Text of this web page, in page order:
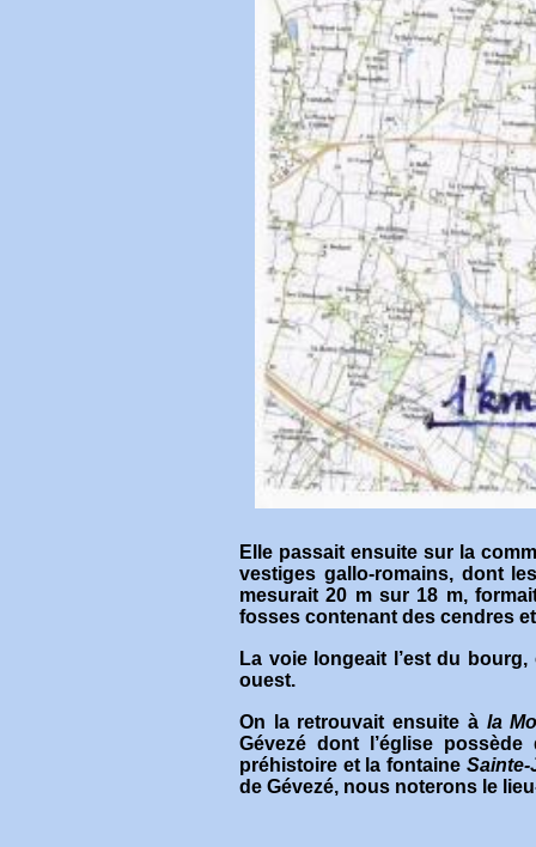
Elle passait ensuite sur la
vestiges gallo-romains, dont
mesurait 20 m sur 18 m,
fosses contenant des cendres
La voie longeait l’est du
ouest.
On la retrouvait ensuite à la
Gévezé dont l’église
préhistoire et la fontaine
de Gévezé, nous noterons le